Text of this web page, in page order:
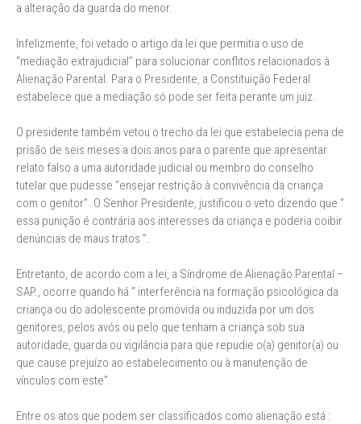
a alteração da guarda do menor.
Infelizmente, foi vetado o artigo da lei que permitia o uso de
“mediação extrajudicial” para solucionar conflitos relacionados à
Alienação Parental. Para o Presidente, a Constituição Federal
estabelece que a mediação só pode ser feita perante um juiz.
O presidente também vetou o trecho da lei que estabelecia pena de
prisão de seis meses a dois anos para o parente que apresentar
relato falso a uma autoridade judicial ou membro do conselho
tutelar que pudesse “ensejar restrição à convivência da criança
com o genitor”. O Senhor Presidente, justificou o veto dizendo que “
essa punição é contrária aos interesses da criança e poderia coibir
denúncias de maus tratos ”.
Entretanto, de acordo com a lei, a Síndrome de Alienação Parental –
SAP., ocorre quando há “ interferência na formação psicológica da
criança ou do adolescente promovida ou induzida por um dos
genitores, pelos avós ou pelo que tenham a criança sob sua
autoridade, guarda ou vigilância para que repudie o(a) genitor(a) ou
que cause prejuízo ao estabelecimento ou à manutenção de
vínculos com este”.
Entre os atos que podem ser classificados como alienação está :